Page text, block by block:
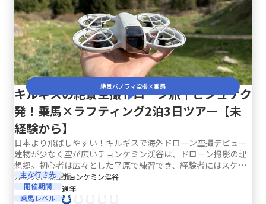
絶景パノラマ空撮×乗馬
キルギスの絶景空撮ドローン旅｜ビシュケク
発！乗馬×ラフティング2泊3日ツアー【未
経験から】
日本より飛ばしやすい！キルギスで海外ドローン空撮デビュー
建物が少なく空が広いチョンケミン渓谷は、ドローン撮影の理
想郷。初心者は広々とした平原で練習でき、経験者にはスケー
ルの大きな空撮...
主な行き先 チョンケミン渓谷
開催期間
通年
乗馬レベル